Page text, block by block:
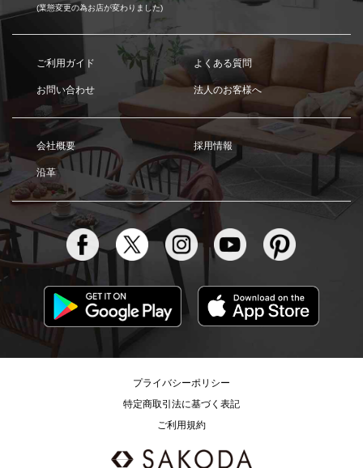
(業態変更の為お店が変わりました)
ご利用ガイド よくある質問
お問い合わせ 法人のお客様へ
会社概要 採用情報
沿革
プライバシーポリシー
特定商取引法に基づく表記
ご利用規約